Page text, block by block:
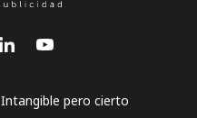
Intangible pero cierto